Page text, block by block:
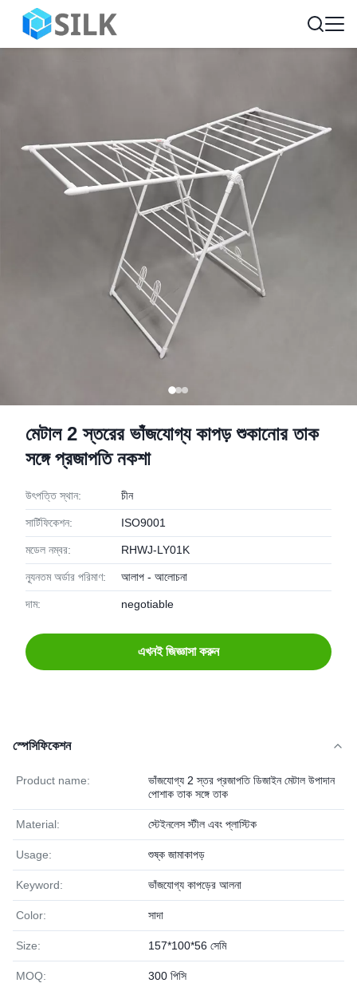
মেটাল 2 স্তরের ভাঁজযোগ্য কাপড় শুকানোর তাক
সঙ্গে প্রজাপতি নকশা
উৎপত্তি স্থান: চীন
সার্টিফিকেশন: ISO9001
মডেল নম্বর: RHWJ-LY01K
ন্যূনতম অর্ডার পরিমাণ: আলাপ - আলোচনা
দাম: negotiable
এখনই জিজ্ঞাসা করুন
স্পেসিফিকেশন
Product name:
ভাঁজযোগ্য 2 স্তর প্রজাপতি ডিজাইন মেটাল উপাদান
পোশাক তাক সঙ্গে তাক
Material: স্টেইনলেস স্টীল এবং প্লাস্টিক
Usage: শুষ্ক জামাকাপড়
Keyword: ভাঁজযোগ্য কাপড়ের আলনা
Color: সাদা
Size: 157*100*56 সেমি
MOQ: 300 পিসি